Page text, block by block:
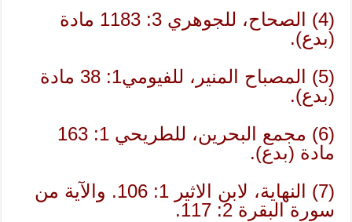
(4) الصحاح، للجوهري 3: 1183 مادة
(بدع).
(5) المصباح المنير، للفيومي1: 38 مادة
(بدع).
(6) مجمع البحرين، للطريحي 1: 163
مادة (بدع).
(7) النهاية، لابن الاثير 1: 106. والآية من
سورة البقرة 2: 117.